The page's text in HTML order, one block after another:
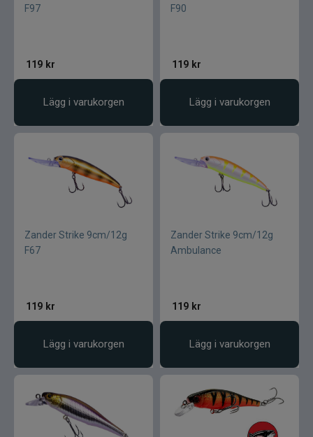
F97
119 kr
Lägg i varukorgen
F90
119 kr
Lägg i varukorgen
Zander Strike 9cm/12g
F67
119 kr
Lägg i varukorgen
Zander Strike 9cm/12g
Ambulance
119 kr
Lägg i varukorgen